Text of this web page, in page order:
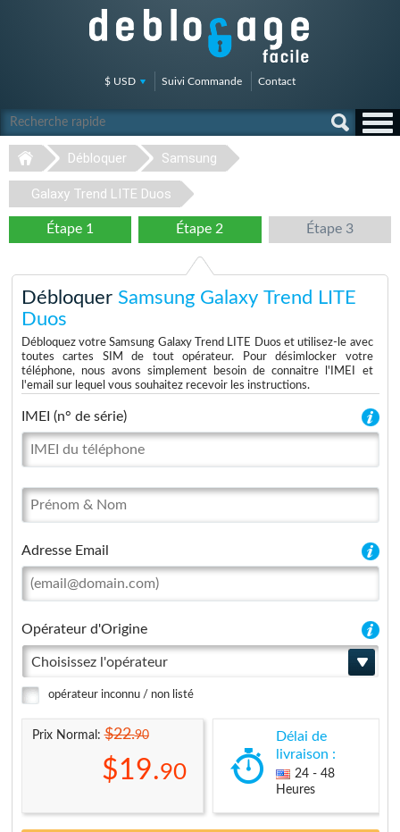
$ USD Suivi Commande Contact
Débloquer Samsung
Galaxy Trend LITE Duos
Étape 1 Étape 2 Étape 3
Débloquer Samsung Galaxy Trend LITE
Duos
Débloquez votre Samsung Galaxy Trend LITE Duos et utilisez-le avec
toutes cartes SIM de tout opérateur. Pour désimlocker votre
téléphone, nous avons simplement besoin de connaitre l'IMEI et
l'email sur lequel vous souhaitez recevoir les instructions.
IMEI (n° de série)
Adresse Email
Opérateur d'Origine
Choisissez l'opérateur
opérateur inconnu / non listé
Prix Normal:$22.90
$19.90
Délai de
livraison :
24 - 48
Heures